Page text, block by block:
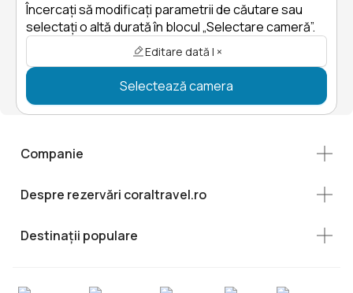
Încercați să modificați parametrii de căutare sau
selectați o altă durată în blocul „Selectare cameră”.
Editare dată | ×
Selectează camera
Companie
Despre rezervări coraltravel.ro
Destinații populare